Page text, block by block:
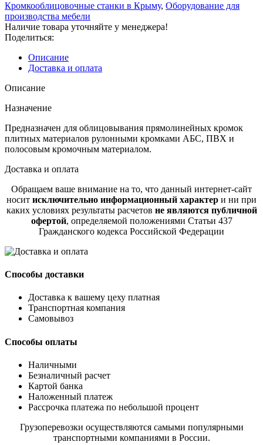
Кромкооблицовочные станки в Крыму, Оборудование для
производства мебели
Наличие товара уточняйте у менеджера!
Поделиться:
Описание
Доставка и оплата
Описание
Назначение
Предназначен для облицовывания прямолинейных кромок
плитных материалов рулонными кромками АБС, ПВХ и
полосовым кромочным материалом.
Доставка и оплата
Обращаем ваше внимание на то, что данный интернет-сайт
носит исключительно информационный характер и ни при
каких условиях результаты расчетов не являются публичной
офертой, определяемой положениями Статьи 437
Гражданского кодекса Российской Федерации
Способы доставки
Доставка к вашему цеху платная
Транспортная компания
Самовывоз
Способы оплаты
Наличными
Безналичный расчет
Картой банка
Наложенный платеж
Рассрочка платежа по небольшой процент
Грузоперевозки осуществляются самыми популярными
транспортными компаниями в России.